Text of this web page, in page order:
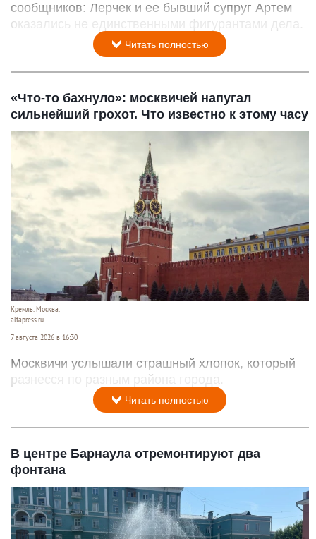
сообщников: Лерчек и ее бывший супруг Артем
оказались не единственными фигурантами дела.
Читать полностью
«Что-то бахнуло»: москвичей напугал
сильнейший грохот. Что известно к этому часу
Кремль. Москва.
altapress.ru
7 августа 2026 в 16:30
Москвичи услышали страшный хлопок, который
разнесся по разным района города.
Читать полностью
В центре Барнаула отремонтируют два
фонтана